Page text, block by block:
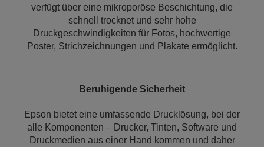
verfügt über eine mikroporöse Beschichtung, die
schnell trocknet und sehr hohe
Druckgeschwindigkeiten für Fotos, hochwertige
Poster, Strichzeichnungen und Plakate ermöglicht.
Beruhigende Sicherheit
Epson bietet eine umfassende Drucklösung, bei der
alle Komponenten – Drucker, Tinten, Software und
Druckmedien aus einer Hand kommen und daher